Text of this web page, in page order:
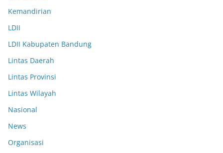
Kemandirian
LDII
LDII Kabupaten Bandung
Lintas Daerah
Lintas Provinsi
Lintas Wilayah
Nasional
News
Organisasi